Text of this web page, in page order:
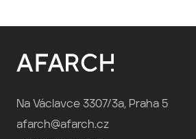
Na Václavce 3307/3a, Praha 5
afarch@afarch.cz